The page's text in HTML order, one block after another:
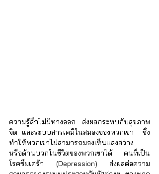
ความรู้สึกไม่มีทางออก ส่งผลกระทบกับสุขภาพ
จิต และระบบสารเคมีในสมองของพวกเขา  ซึ่ง
ทำให้พวกเขาไม่สามารถมองเห็นแสงสว่าง
หรือด้านบวกในชีวิตของพวกเขาได้ คนที่เป็น
โรคซึมเศร้า (Depression) ส่งผลต่อความ